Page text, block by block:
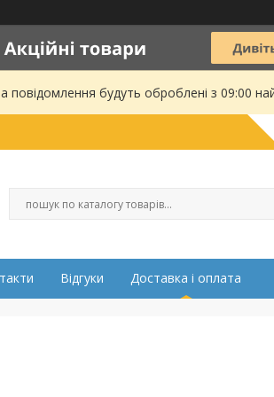
повідомлення будуть оброблені з 09:00
Відгуки Доставка і оплата